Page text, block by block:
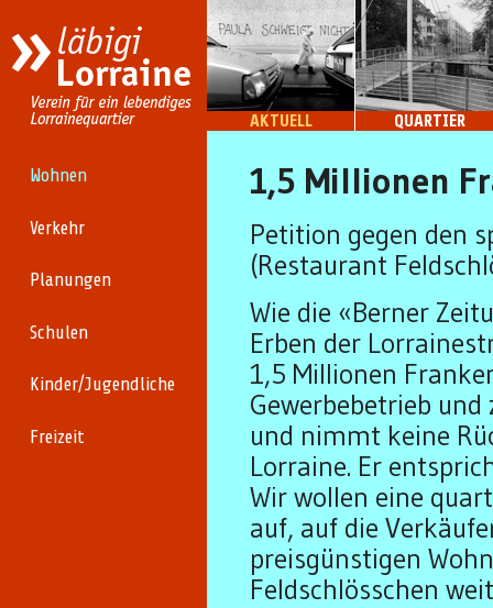
AKTUELL QUARTIER
Wohnen
Verkehr
Planungen
Schulen
Kinder/Jugendliche
Freizeit
1,5 Millionen
Petition gegen den
(Restaurant
Wie die «Berner
Erben der
1,5 Millionen
Gewerbebetrieb und
und nimmt keine
Lorraine. Er
Wir wollen eine
auf, auf die
preisgünstigen
Feldschlösschen